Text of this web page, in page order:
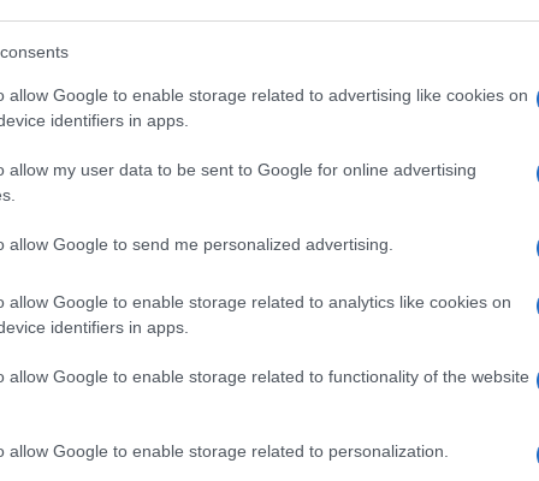
allow Google to enable storage related to advertising like cookies on
identifiers in apps.
allow my user data to be sent to Google for online advertising
allow Google to send me personalized advertising.
allow Google to enable storage related to analytics like cookies on
identifiers in apps.
allow Google to enable storage related to functionality of the website
allow Google to enable storage related to personalization.
sul campo: l’Olimpia ha
Reggio Emilia già in Gara 3, in
La trasferta al PalaBigi presenta il
ma Milano arriva con il vantaggio
difensive e di lungo periodo su cui
sono partite in modo graduale: «Ci
solo all’inizio, ci sono delle idee
In particolare il tecnico ha sottolineato